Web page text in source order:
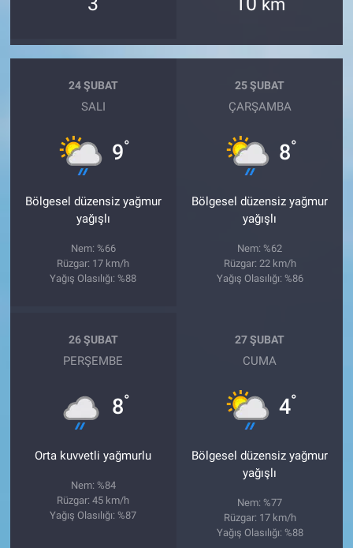
km
24 ŞUBAT
SALI
9°
Bölgesel düzensiz yağmur
yağışlı
Nem: %66
Rüzgar: 17 km/h
Yağış Olasılığı: %88
25 ŞUBAT
ÇARŞAMBA
8°
Bölgesel düzensiz yağmur
yağışlı
Nem: %62
Rüzgar: 22 km/h
Yağış Olasılığı: %86
26 ŞUBAT
PERŞEMBE
8°
Orta kuvvetli yağmurlu
Nem: %84
Rüzgar: 45 km/h
Yağış Olasılığı: %87
27 ŞUBAT
CUMA
4°
Bölgesel düzensiz yağmur
yağışlı
Nem: %77
Rüzgar: 17 km/h
Yağış Olasılığı: %88